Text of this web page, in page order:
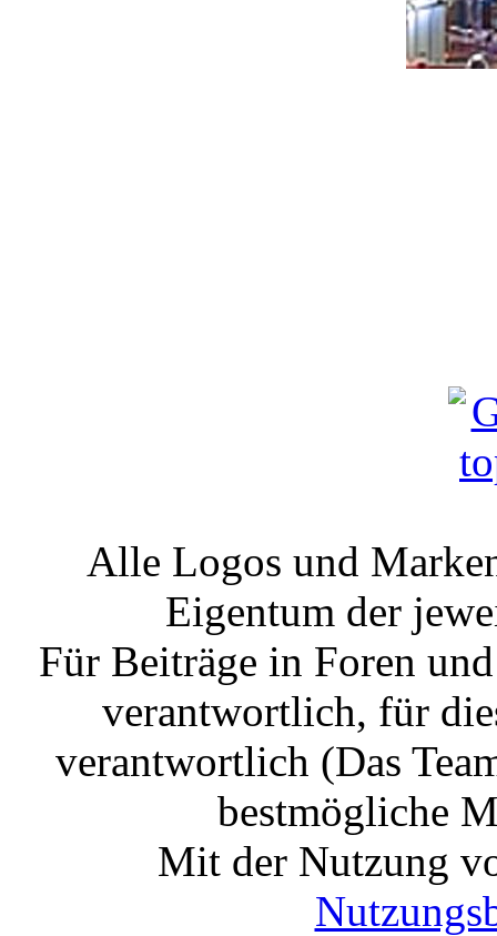
Alle Logos und
Eigentum der
Für Beiträge in Foren
verantwortlich, für
verantwortlich (Das
bestmögliche
Mit der Nutzung